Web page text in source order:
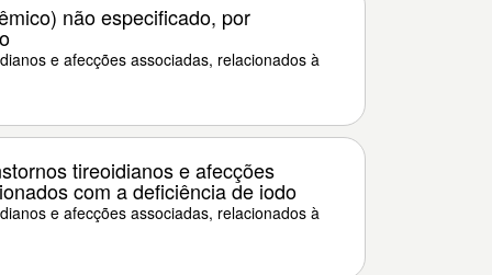
não especificado, por
e afecções associadas, relacionados à
tireoidianos e afecções
com a deficiência de iodo
e afecções associadas, relacionados à